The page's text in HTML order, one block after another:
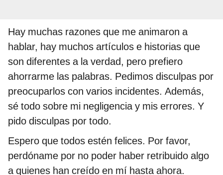
Hay muchas razones que me animaron a
hablar, hay muchos artículos e historias que
son diferentes a la verdad, pero prefiero
ahorrarme las palabras. Pedimos disculpas por
preocuparlos con varios incidentes. Además,
sé todo sobre mi negligencia y mis errores. Y
pido disculpas por todo.
Espero que todos estén felices. Por favor,
perdóname por no poder haber retribuido algo
a quienes han creído en mí hasta ahora.